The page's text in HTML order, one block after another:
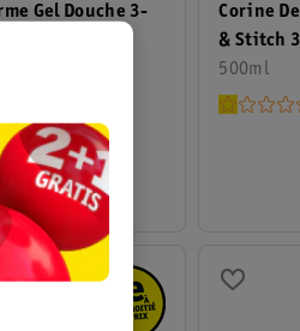
Gel Douche 3-
Corine
& Stitch
500ml